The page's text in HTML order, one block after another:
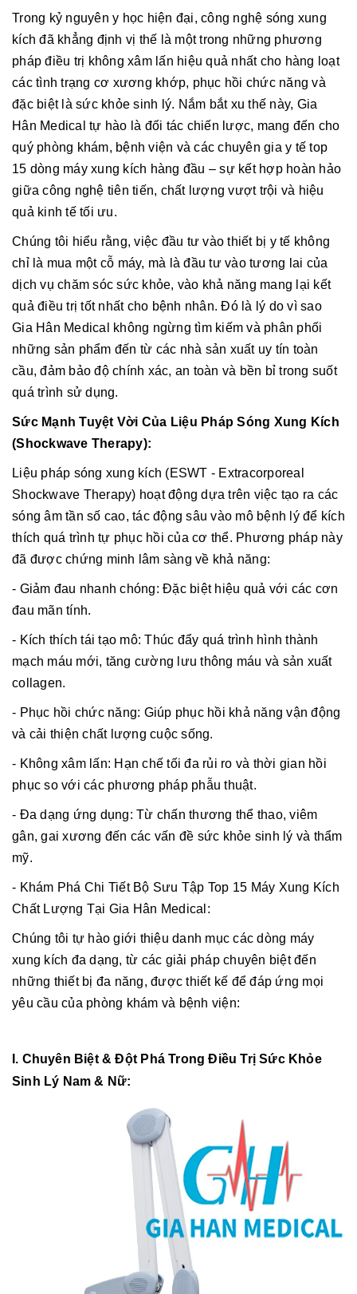
Trong kỷ nguyên y học hiện đại, công nghệ sóng xung
kích đã khẳng định vị thế là một trong những phương
pháp điều trị không xâm lấn hiệu quả nhất cho hàng loạt
các tình trạng cơ xương khớp, phục hồi chức năng và
đặc biệt là sức khỏe sinh lý. Nắm bắt xu thế này, Gia
Hân Medical tự hào là đối tác chiến lược, mang đến cho
quý phòng khám, bệnh viện và các chuyên gia y tế top
15 dòng máy xung kích hàng đầu – sự kết hợp hoàn hảo
giữa công nghệ tiên tiến, chất lượng vượt trội và hiệu
quả kinh tế tối ưu.
Chúng tôi hiểu rằng, việc đầu tư vào thiết bị y tế không
chỉ là mua một cỗ máy, mà là đầu tư vào tương lai của
dịch vụ chăm sóc sức khỏe, vào khả năng mang lại kết
quả điều trị tốt nhất cho bệnh nhân. Đó là lý do vì sao
Gia Hân Medical không ngừng tìm kiếm và phân phối
những sản phẩm đến từ các nhà sản xuất uy tín toàn
cầu, đảm bảo độ chính xác, an toàn và bền bỉ trong suốt
quá trình sử dụng.
Sức Mạnh Tuyệt Vời Của Liệu Pháp Sóng Xung Kích
(Shockwave Therapy):
Liệu pháp sóng xung kích (ESWT - Extracorporeal
Shockwave Therapy) hoạt động dựa trên việc tạo ra các
sóng âm tần số cao, tác động sâu vào mô bệnh lý để kích
thích quá trình tự phục hồi của cơ thể. Phương pháp này
đã được chứng minh lâm sàng về khả năng:
- Giảm đau nhanh chóng: Đặc biệt hiệu quả với các cơn
đau mãn tính.
- Kích thích tái tạo mô: Thúc đẩy quá trình hình thành
mạch máu mới, tăng cường lưu thông máu và sản xuất
collagen.
- Phục hồi chức năng: Giúp phục hồi khả năng vận động
và cải thiện chất lượng cuộc sống.
- Không xâm lấn: Hạn chế tối đa rủi ro và thời gian hồi
phục so với các phương pháp phẫu thuật.
- Đa dạng ứng dụng: Từ chấn thương thể thao, viêm
gân, gai xương đến các vấn đề sức khỏe sinh lý và thẩm
mỹ.
- Khám Phá Chi Tiết Bộ Sưu Tập Top 15 Máy Xung Kích
Chất Lượng Tại Gia Hân Medical:
Chúng tôi tự hào giới thiệu danh mục các dòng máy
xung kích đa dạng, từ các giải pháp chuyên biệt đến
những thiết bị đa năng, được thiết kế để đáp ứng mọi
yêu cầu của phòng khám và bệnh viện:
I. Chuyên Biệt & Đột Phá Trong Điều Trị Sức Khỏe
Sinh Lý Nam & Nữ: